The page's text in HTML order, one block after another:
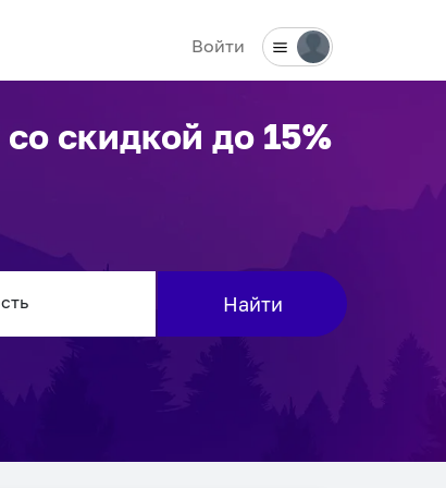
Войти
со скидкой до 15%
Найти